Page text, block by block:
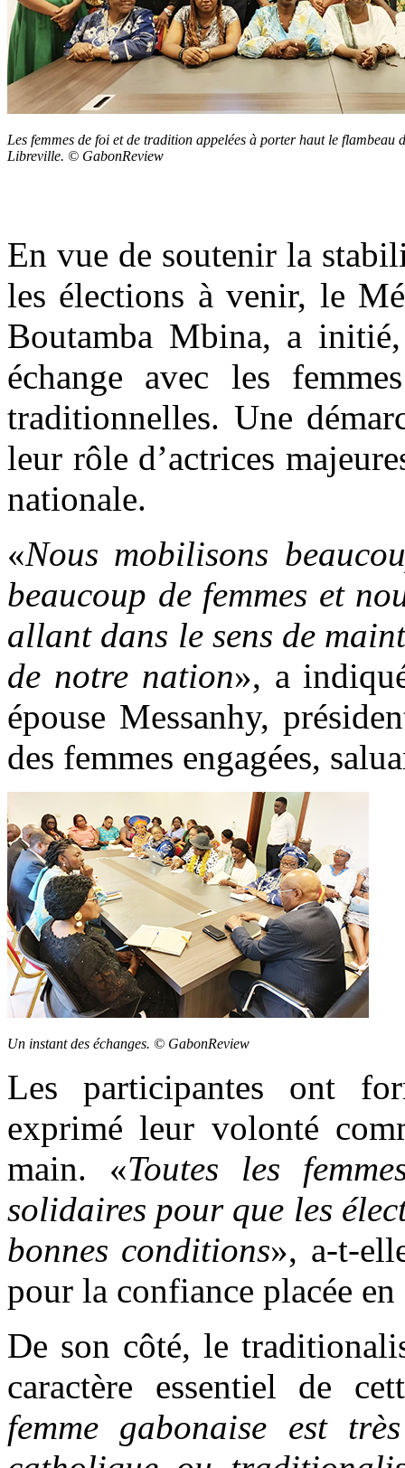
Les femmes de foi et de tradition appelées à porter haut le flambeau
Libreville. © GabonReview
En vue de soutenir la
les élections à venir, le
Boutamba Mbina, a
échange avec les
traditionnelles. Une
leur rôle d’actrices
nationale.
«Nous mobilisons
beaucoup de femmes et
allant dans le sens de
de notre nation», a
épouse Messanhy,
des femmes engagées,
Un instant des échanges. © GabonReview
Les participantes ont
exprimé leur volonté
main. «Toutes les
solidaires pour que les
bonnes conditions», a-t-
pour la confiance placée en
De son côté, le
caractère essentiel de
femme gabonaise est